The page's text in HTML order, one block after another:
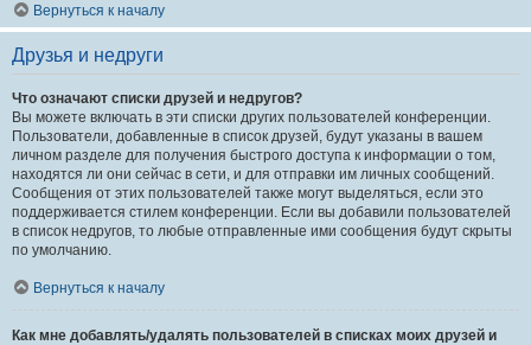
Вернуться к началу
Друзья и недруги
Что означают списки друзей и недругов?
Вы можете включать в эти списки других пользователей конференции.
Пользователи, добавленные в список друзей, будут указаны в вашем
личном разделе для получения быстрого доступа к информации о том,
находятся ли они сейчас в сети, и для отправки им личных сообщений.
Сообщения от этих пользователей также могут выделяться, если это
поддерживается стилем конференции. Если вы добавили пользователей
в список недругов, то любые отправленные ими сообщения будут скрыты
по умолчанию.
Вернуться к началу
Как мне добавлять/удалять пользователей в списках моих друзей и